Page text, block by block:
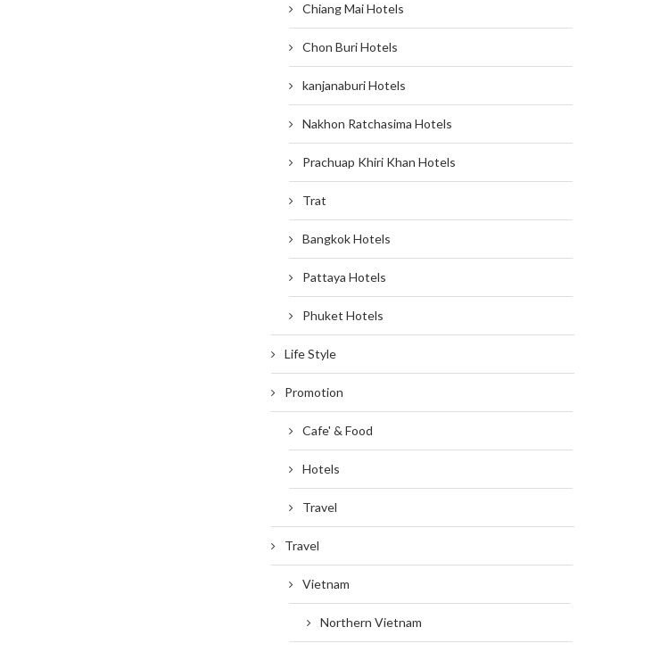
Chiang Mai Hotels
Chon Buri Hotels
kanjanaburi Hotels
Nakhon Ratchasima Hotels
Prachuap Khiri Khan Hotels
Trat
Bangkok Hotels
Pattaya Hotels
Phuket Hotels
Life Style
Promotion
Cafe' & Food
Hotels
Travel
Travel
Vietnam
Northern Vietnam